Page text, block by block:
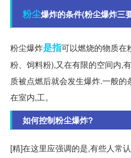
粉尘爆炸的条件(粉尘爆炸三
粉尘爆炸是指可以燃烧的物质在
粉、饲料粉),又在有限的空间内,
质被点燃后就会发生爆炸.一般的
在室内,工。
如何控制粉尘爆炸?
[精]在这里应强调的是,有些人常